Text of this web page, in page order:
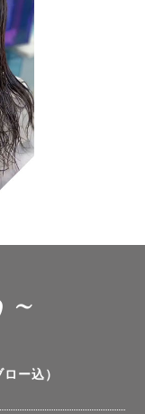
ー込）